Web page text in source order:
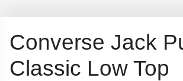
Converse Jack
Classic Low Top